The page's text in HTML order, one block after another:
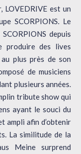
LOVEDRIVE est un
SCORPIONS. Le
depuis
produire des lives
plus près de son
de musiciens
plusieurs années.
tribute show qui
ayant le souci du
ampli afin d’obtenir
La similitude de la
Meine surprend